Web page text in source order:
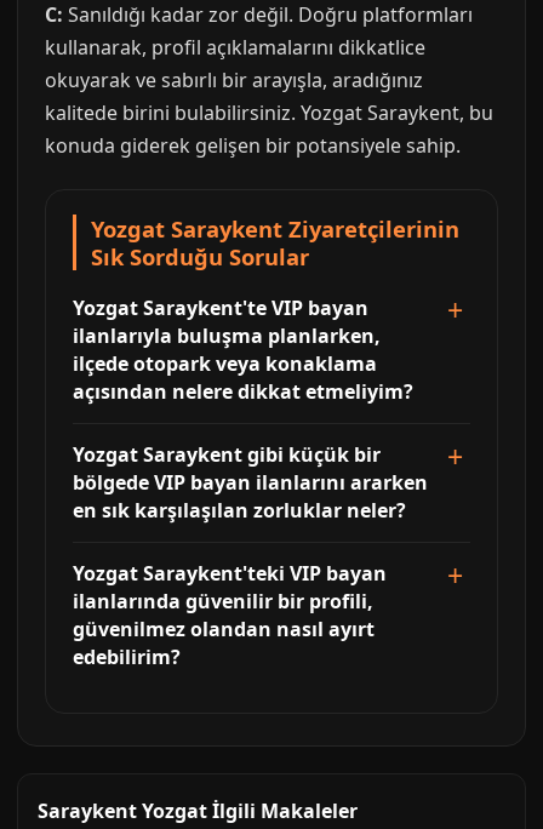
C: Sanıldığı kadar zor değil. Doğru platformları
kullanarak, profil açıklamalarını dikkatlice
okuyarak ve sabırlı bir arayışla, aradığınız
kalitede birini bulabilirsiniz. Yozgat Saraykent, bu
konuda giderek gelişen bir potansiyele sahip.
Yozgat Saraykent Ziyaretçilerinin
Sık Sorduğu Sorular
Yozgat Saraykent'te VIP bayan
ilanlarıyla buluşma planlarken,
ilçede otopark veya konaklama
açısından nelere dikkat etmeliyim?
Yozgat Saraykent gibi küçük bir
bölgede VIP bayan ilanlarını ararken
en sık karşılaşılan zorluklar neler?
Yozgat Saraykent'teki VIP bayan
ilanlarında güvenilir bir profili,
güvenilmez olandan nasıl ayırt
edebilirim?
Saraykent Yozgat İlgili Makaleler